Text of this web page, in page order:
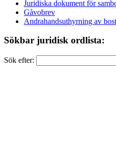
Juridiska dokument för
Gåvobrev
Andrahandsuthyrning av
Sökbar juridisk ordlista:
Sök efter: